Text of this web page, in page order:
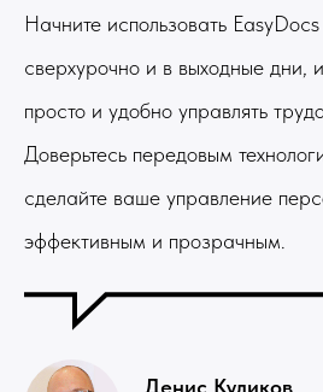
Начните использовать
сверхурочно и в выходные дни,
просто и удобно управлять
Доверьтесь передовым
сделайте ваше управление
эффективным и прозрачным.
Денис Куликов